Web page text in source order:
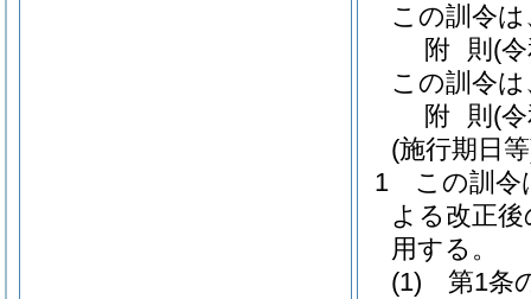
この訓令
附 則 (
この訓令
附 則 (
(施行期日
1
この訓令
よる改正
用する。
(1)
第1条